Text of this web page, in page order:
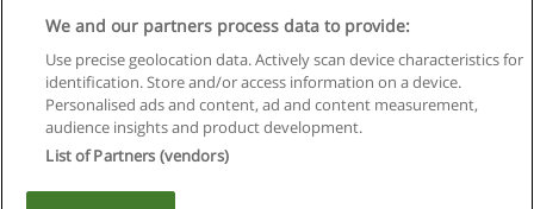
Regras de uso
Privacidade de dados
Entrar em contato com Educaedu
Copyright © Educaedu Business S.L. - CIF : B-95610580: -
We and our partners process data to provide:
Use precise geolocation data. Actively scan device characteristics for
identification. Store and/or access information on a device.
Personalised ads and content, ad and content measurement,
audience insights and product development.
List of Partners (vendors)